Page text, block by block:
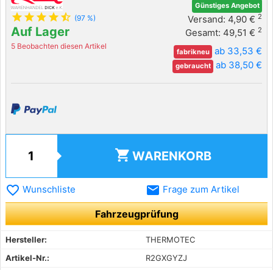
star star star star star_half (97 %)
Auf Lager
5 Beobachten diesen Artikel
Günstiges Angebot
Versand: 4,90 € 2
Gesamt: 49,51 € 2
fabrikneu ab 33,53 €
gebraucht ab 38,50 €
shopping_cart WARENKORB
favorite_border Wunschliste email Frage zum Artikel
Fahrzeugprüfung
Hersteller:
THERMOTEC
Artikel-Nr.:
R2GXGYZJ